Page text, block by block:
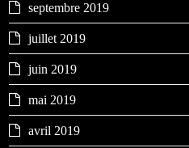
septembre 2019
juillet 2019
juin 2019
mai 2019
avril 2019